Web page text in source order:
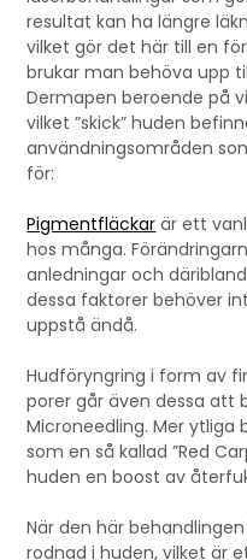
resultat kan ha längre
vilket gör det här till en
brukar man behöva upp
Dermapen beroende på
vilket ”skick” huden
användningsområden
för:
Pigmentfläckar är ett
hos många.
anledningar och
dessa faktorer behöver
uppstå ändå.
Hudföryngring i form av
porer går även dessa att
Microneedling. Mer ytliga
som en så kallad ”Red
huden en boost av
När den här
rodnad i huden, vilket är